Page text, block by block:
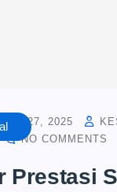
27, 2025
NO COMMENTS
Prestasi